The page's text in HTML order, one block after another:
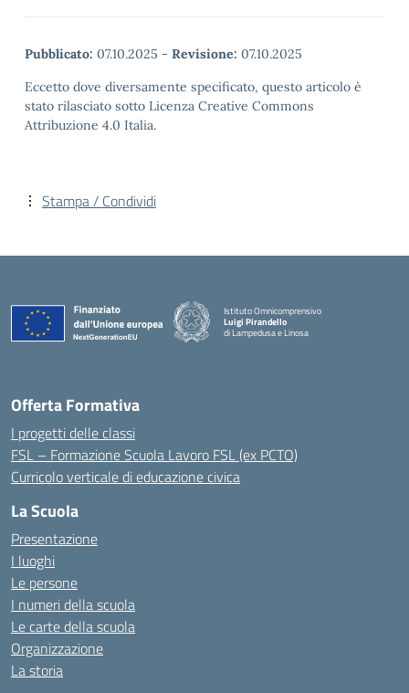
Pubblicato: 07.10.2025 - Revisione: 07.10.2025
Eccetto dove diversamente specificato, questo articolo è
stato rilasciato sotto Licenza Creative Commons
Attribuzione 4.0 Italia.
Stampa / Condividi
Istituto Omnicomprensivo
Luigi Pirandello
di Lampedusa e Linosa
Offerta Formativa
I progetti delle classi
FSL – Formazione Scuola Lavoro FSL (ex PCTO)
Curricolo verticale di educazione civica
La Scuola
Presentazione
I luoghi
Le persone
I numeri della scuola
Le carte della scuola
Organizzazione
La storia